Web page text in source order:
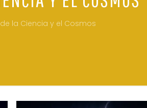
la Ciencia y el Cosmos